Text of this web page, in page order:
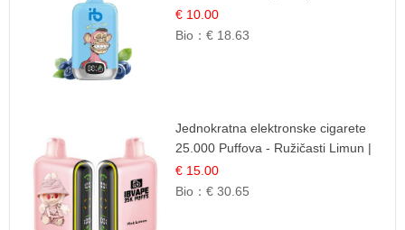
€ 10.00
Bio：€ 18.63
Jednokratna elektronske cigarete
25.000 Puffova - Ružičasti Limun |
Osježavajuća Citrusna Aroma
€ 15.00
Bio：€ 30.65